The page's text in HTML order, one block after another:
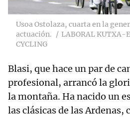
Usoa Ostolaza, cuarta en la
actuación.
LABORAL KUTXA-
CYCLING
Blasi, que hace un par de
profesional, arrancó la
la montaña. Ha nacido un
las clásicas de las Ardenas,